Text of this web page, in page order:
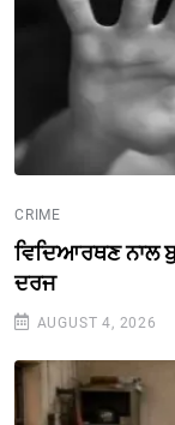
CRIME
ਵਿਦਿਆਰਥਣ ਨਾਲ
ਦਰਜ
AUGUST 4, 2026